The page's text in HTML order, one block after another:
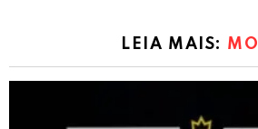
LEIA MAIS: